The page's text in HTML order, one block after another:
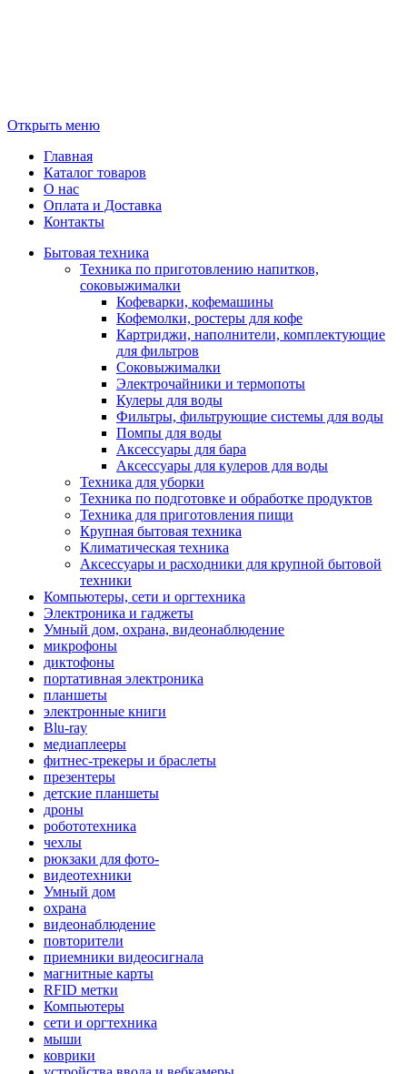
Открыть меню
Главная
Каталог товаров
О нас
Оплата и Доставка
Контакты
Бытовая техника
Техника по приготовлению напитков,
соковыжималки
Кофеварки, кофемашины
Кофемолки, ростеры для кофе
Картриджи, наполнители, комплектующие
для фильтров
Соковыжималки
Электрочайники и термопоты
Кулеры для воды
Фильтры, фильтрующие системы для воды
Помпы для воды
Аксессуары для бара
Аксессуары для кулеров для воды
Техника для уборки
Техника по подготовке и обработке продуктов
Техника для приготовления пищи
Крупная бытовая техника
Климатическая техника
Аксессуары и расходники для крупной бытовой
техники
Компьютеры, сети и оргтехника
Электроника и гаджеты
Умный дом, охрана, видеонаблюдение
микрофоны
диктофоны
портативная электроника
планшеты
электронные книги
Blu-ray
медиаплееры
фитнес-трекеры и браслеты
презентеры
детские планшеты
дроны
робототехника
чехлы
рюкзаки для фото-
видеотехники
Умный дом
охрана
видеонаблюдение
повторители
приемники видеосигнала
магнитные карты
RFID метки
Компьютеры
сети и оргтехника
мыши
коврики